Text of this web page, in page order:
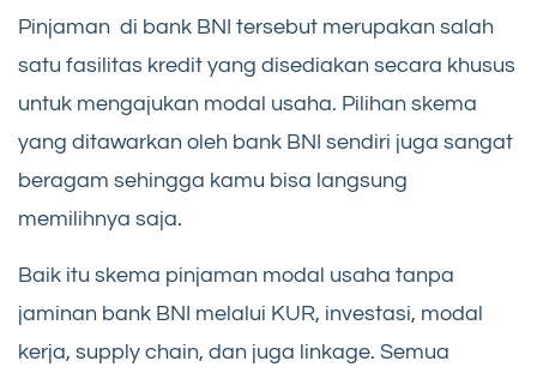
Pinjaman di bank BNI tersebut merupakan salah
satu fasilitas kredit yang disediakan secara khusus
untuk mengajukan modal usaha. Pilihan skema
yang ditawarkan oleh bank BNI sendiri juga sangat
beragam sehingga kamu bisa langsung
memilihnya saja.
Baik itu skema pinjaman modal usaha tanpa
jaminan bank BNI melalui KUR, investasi, modal
kerja, supply chain, dan juga linkage. Semua